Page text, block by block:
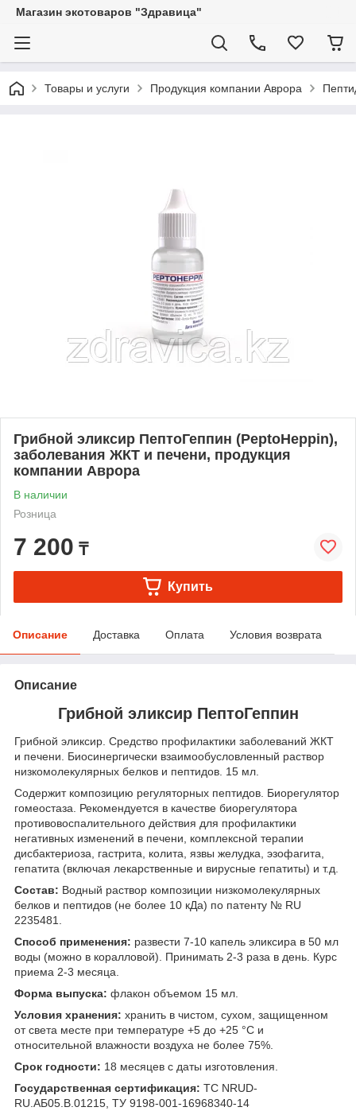
Магазин экотоваров "Здравица"
Товары и услуги Продукция компании Аврора
Грибной эликсир ПептоГеппин (PeptoHeppin),
заболевания ЖКТ и печени, продукция
компании Аврора
В наличии
Розница
7 200 ₸
Купить
Описание Доставка Оплата Условия возврата
Описание
Грибной эликсир ПептоГеппин
Грибной эликсир. Cредство профилактики заболеваний ЖКТ
и печени. Биосинергически взаимообусловленный раствор
низкомолекулярных белков и пептидов. 15 мл.
Содержит композицию регуляторных пептидов. Биорегулятор
гомеостаза. Рекомендуется в качестве биорегулятора
противовоспалительного действия для профилактики
негативных изменений в печени, комплексной терапии
дисбактериоза, гастрита, колита, язвы желудка, эзофагита,
гепатита (включая лекарственные и вирусные гепатиты) и т.д.
Состав: Водный раствор композиции низкомолекулярных
белков и пептидов (не более 10 кДа) по патенту № RU
2235481.
Способ применения: развести 7-10 капель эликсира в 50 мл
воды (можно в коралловой). Принимать 2-3 раза в день. Курс
приема 2-3 месяца.
Форма выпуска: флакон объемом 15 мл.
Условия хранения: хранить в чистом, сухом, защищенном
от света месте при температуре +5 до +25 °С и
относительной влажности воздуха не более 75%.
Срок годности: 18 месяцев с даты изготовления.
Государственная сертификация: TC NRUD-
RU.AБ05.В.01215, ТУ 9198-001-16968340-14